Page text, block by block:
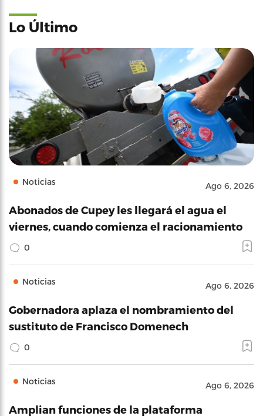
Lo Último
Noticias Ago 6, 2026
Abonados de Cupey les llegará el agua el
viernes, cuando comienza el racionamiento
0
Noticias Ago 6, 2026
Gobernadora aplaza el nombramiento del
sustituto de Francisco Domenech
0
Noticias Ago 6, 2026
Amplian funciones de la plataforma